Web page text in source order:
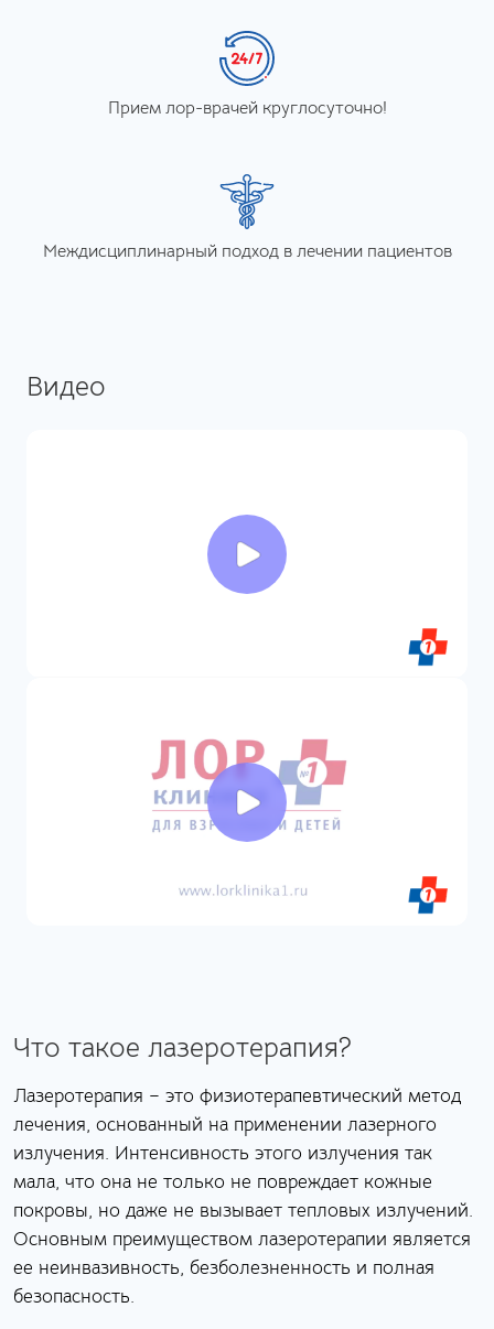
Прием лор-врачей круглосуточно!
Междисциплинарный подход в лечении пациентов
Видео
Что такое лазеротерапия?
Лазеротерапия – это физиотерапевтический метод
лечения, основанный на применении лазерного
излучения. Интенсивность этого излучения так
мала, что она не только не повреждает кожные
покровы, но даже не вызывает тепловых излучений.
Основным преимуществом лазеротерапии является
ее неинвазивность, безболезненность и полная
безопасность.